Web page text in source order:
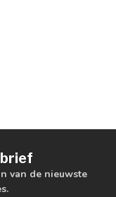
van de nieuwste